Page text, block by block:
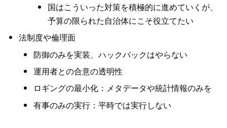
国はこういった対策を積極的に進めていくが、
予算の限られた自治体にこそ役立てたい
法制度や倫理面
防御のみを実装、ハックバックはやらない
運用者との合意の透明性
ロギングの最小化：メタデータや統計情報のみを
有事のみの実行：平時では実行しない